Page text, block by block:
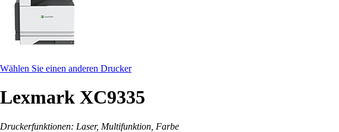
Wählen Sie einen anderen Drucker
Lexmark XC9335
Druckerfunktionen: Laser, Multifunktion, Farbe